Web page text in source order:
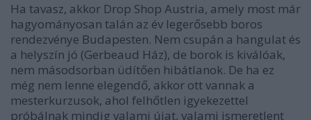
Ha tavasz, akkor Drop Shop Austria, amely most már
hagyományosan talán az év legerősebb boros
rendezvénye Budapesten. Nem csupán a hangulat és
a helyszín jó (Gerbeaud Ház), de borok is kiválóak,
nem másodsorban üdítően hibátlanok. De ha ez
még nem lenne elegendő, akkor ott vannak a
mesterkurzusok, ahol felhőtlen igyekezettel
próbálnak mindig valami újat, valami ismeretlent